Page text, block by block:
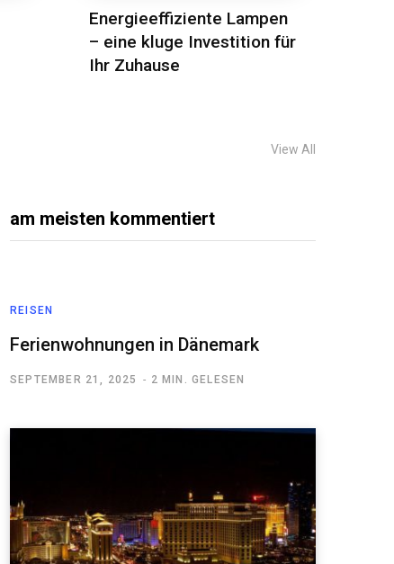
Energieeffiziente Lampen
– eine kluge Investition für
Ihr Zuhause
View All
am meisten kommentiert
REISEN
Ferienwohnungen in Dänemark
SEPTEMBER 21, 2025 2 MIN. GELESEN